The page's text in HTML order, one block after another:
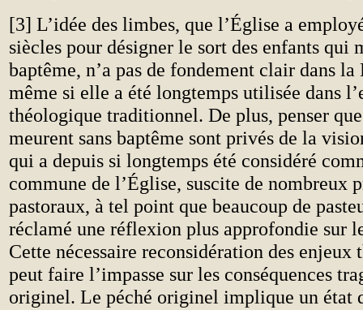
[3] L’idée des limbes, que l’Église a
siècles pour désigner le sort des enfants qui
baptême, n’a pas de fondement clair dans
même si elle a été longtemps utilisée dans
théologique traditionnel. De plus, penser
meurent sans baptême sont privés de la
qui a depuis si longtemps été considéré
commune de l’Église, suscite de nombreux
pastoraux, à tel point que beaucoup de
réclamé une réflexion plus approfondie sur
Cette nécessaire reconsidération des enjeux
peut faire l’impasse sur les conséquences
originel. Le péché originel implique un état